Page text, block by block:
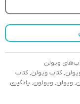
ویولن
,کتاب ویولن,کتاب
, ویولن, ویولون, یادگیری